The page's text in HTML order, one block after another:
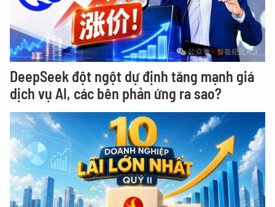
DeepSeek đột ngột dự định tăng mạnh giá
dịch vụ AI, các bên phản ứng ra sao?